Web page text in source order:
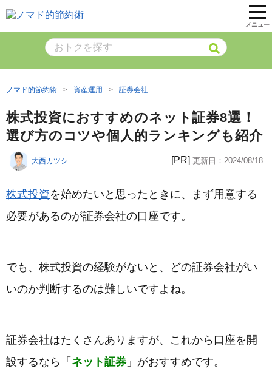
メニュー
ノマド的節約術 資産運用 証券会社
株式投資におすすめのネット証券8選！
選び方のコツや個人的ランキングも紹介
大西カツシ [PR] 更新日： 2024/08/18
株式投資を始めたいと思ったときに、まず用意する
必要があるのが証券会社の口座です。
でも、株式投資の経験がないと、どの証券会社がい
いのか判断するのは難しいですよね。
証券会社はたくさんありますが、これから口座を開
設するなら「 ネット証券」がおすすめです。